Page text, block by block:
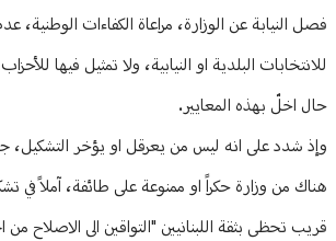
فصل النيابة عن الوزارة، مراعاة الكفاءات الوطنية،
للانتخابات البلدية او النيابية، ولا تمثيل فيها
حال اخلّ بهذه المعايير.
وإذ شدد على انه ليس من يعرقل او يؤخر التشكيل،
هناك من وزارة حكراً او ممنوعة على طائفة، آملاً في
قريب تحظى بثقة اللبنانيين "التواقين الى الاصلاح